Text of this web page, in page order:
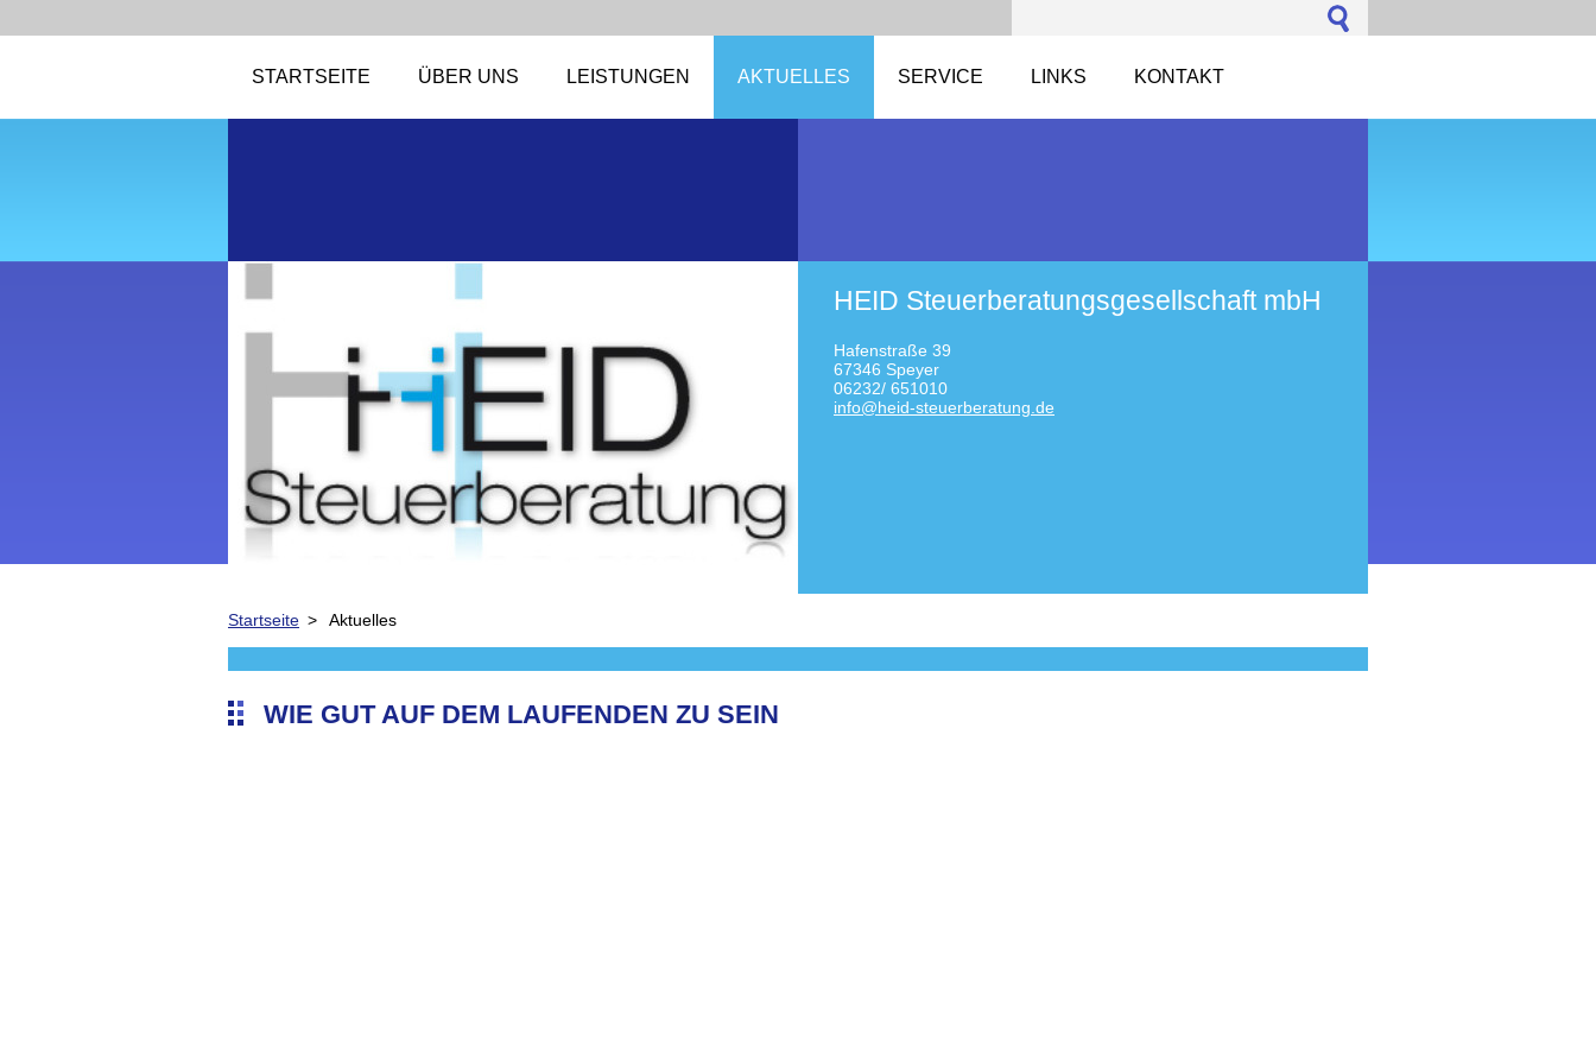
STARTSEITE ÜBER UNS LEISTUNGEN AKTUELLES SERVICE LINKS KONTAKT
HEID Steuerberatungsgesellschaft mbH
Hafenstraße 39
67346 Speyer
06232/ 651010
info@heid-steuerberatung .de
Startseite > Aktuelles
WIE GUT AUF DEM LAUFENDEN ZU SEIN